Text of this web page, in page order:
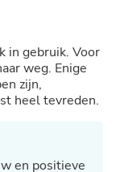
in gebruik. Voor
weg. Enige
zijn,
heel tevreden.
en positieve